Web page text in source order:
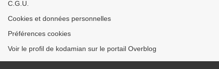
C.G.U.
Cookies et données personnelles
Préférences cookies
Voir le profil de kodamian sur le portail Overblog